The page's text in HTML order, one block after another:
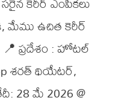
ఉచిత కెరీర్
📍 ప్రదేశం : హోటల్
శరత్ థియేటర్,
28 మే 2026 @